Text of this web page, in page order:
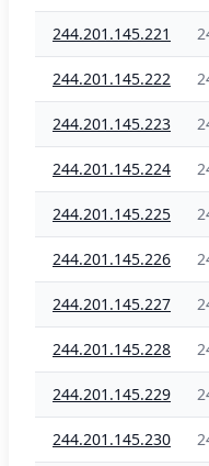
244.201.145.221
244.201.145.222
244.201.145.223
244.201.145.224
244.201.145.225
244.201.145.226
244.201.145.227
244.201.145.228
244.201.145.229
244.201.145.230